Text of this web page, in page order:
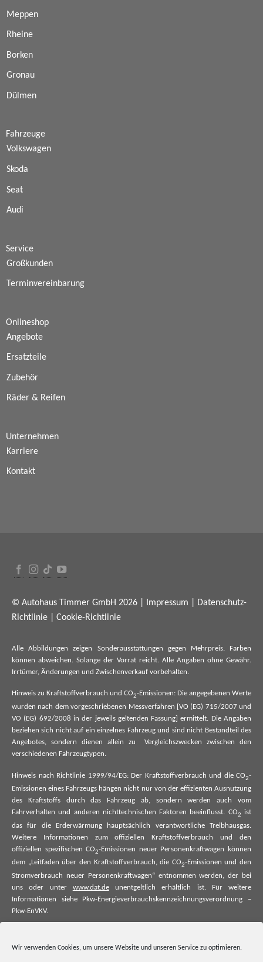
Wir verwenden Cookies, um unsere Website und unseren Service zu optimieren.
Meppen
Rheine
Borken
Gronau
Dülmen
Fahrzeuge
Volkswagen
Skoda
Seat
Audi
Service
Großkunden
Terminvereinbarung
Onlineshop
Angebote
Ersatzteile
Zubehör
Räder & Reifen
Unternehmen
Karriere
Kontakt
© Autohaus Timmer GmbH 2026 | Impressum
Datenschutz-
Richtlinie
Cookie-Richtlinie
Alle Abbildungen zeigen Sonderausstattungen gegen Mehrpreis. Farben
können abweichen. Solange der Vorrat reicht. Alle Angaben ohne Gewähr.
Irrtümer, Änderungen und Zwischenverkauf vorbehalten.
Hinweis zu Kraftstoffverbrauch und CO2-Emissionen: Die angegebenen Werte
wurden nach dem vorgeschriebenen Messverfahren [VO (EG) 715/2007 und
VO (EG) 692/2008 in der jeweils geltenden Fassung] ermittelt. Die Angaben
beziehen sich nicht auf ein einzelnes Fahrzeug und sind nicht Bestandteil des
Angebotes, sondern dienen allein zu Vergleichszwecken zwischen den
verschiedenen Fahrzeugtypen.
Hinweis nach Richtlinie 1999/94/EG: Der Kraftstoffverbrauch und die CO2-
Emissionen eines Fahrzeugs hängen nicht nur von der effizienten Ausnutzung
des Kraftstoffs durch das Fahrzeug ab, sondern werden auch vom
Fahrverhalten und anderen nichttechnischen Faktoren beeinflusst. CO2
ist
das für die Erderwärmung hauptsächlich verantwortliche Treibhausgas.
Weitere Informationen zum offiziellen Kraftstoffverbrauch und den
offiziellen spezifischen CO2-Emissionen neuer Personenkraftwagen können
dem „Leitfaden über den Kraftstoffverbrauch, die CO2-Emissionen und den
Stromverbrauch neuer Personenkraftwagen“ entnommen werden, der bei
uns oder unter www.dat.deunentgeltlich erhältlich ist. Für weitere
Informationen siehe Pkw-Energieverbrauchskennzeichnungsverordnung –
Pkw-EnVKV.
offiziellen spezifischen CO₂-Emissionen und ggf. zum Stromverbrauch neuer